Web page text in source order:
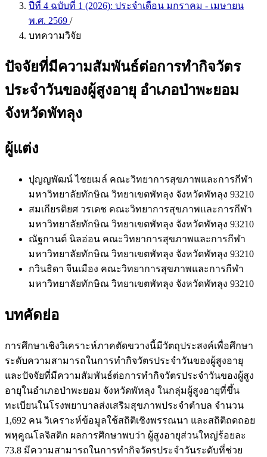
ปีที่ 4 ฉบับที่ 1 (2026): ประจำเดือน มกราคม - เมษายน
พ.ศ. 2569 /
บทความวิจัย
ปัจจัยที่มีความสัมพันธ์ต่อการทำกิจวัตร
ประจำวันของผู้สูงอายุ อำเภอป่าพะยอม
จังหวัดพัทลุง
ผู้แต่ง
ปุญญพัฒน์ ไชยเมล์ คณะวิทยาการสุขภาพและการกีฬา
มหาวิทยาลัยทักษิณ วิทยาเขตพัทลุง จังหวัดพัทลุง 93210
สมเกียรติยศ วรเดช คณะวิทยาการสุขภาพและการกีฬา
มหาวิทยาลัยทักษิณ วิทยาเขตพัทลุง จังหวัดพัทลุง 93210
ณัฐกานต์ นิลอ่อน คณะวิทยาการสุขภาพและการกีฬา
มหาวิทยาลัยทักษิณ วิทยาเขตพัทลุง จังหวัดพัทลุง 93210
กวินธิดา จีนเมือง คณะวิทยาการสุขภาพและการกีฬา
มหาวิทยาลัยทักษิณ วิทยาเขตพัทลุง จังหวัดพัทลุง 93210
บทคัดย่อ
การศึกษาเชิงวิเคราะห์ภาคตัดขวางนี้มีวัตถุประสงค์เพื่อศึกษา
ระดับความสามารถในการทำกิจวัตรประจำวันของผู้สูงอายุ
และปัจจัยที่มีความสัมพันธ์ต่อการทำกิจวัตรประจำวันของผู้สูง
อายุในอำเภอป่าพะยอม จังหวัดพัทลุง ในกลุ่มผู้สูงอายุที่ขึ้น
ทะเบียนในโรงพยาบาลส่งเสริมสุขภาพประจำตำบล จำนวน
1,692 คน วิเคราะห์ข้อมูลใช้สถิติเชิงพรรณนา และสถิติถดถอย
พหุคูณโลจิสติก ผลการศึกษาพบว่า ผู้สูงอายุส่วนใหญ่ร้อยละ
73.8 มีความสามารถในการทำกิจวัตรประจำวันระดับที่ช่วย